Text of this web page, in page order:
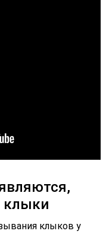
клыки
клыков у